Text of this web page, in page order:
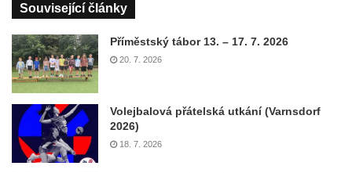
Související články
Příměstský tábor 13. – 17. 7. 2026
20. 7. 2026
Volejbalová přátelská utkání (Varnsdorf
2026)
18. 7. 2026